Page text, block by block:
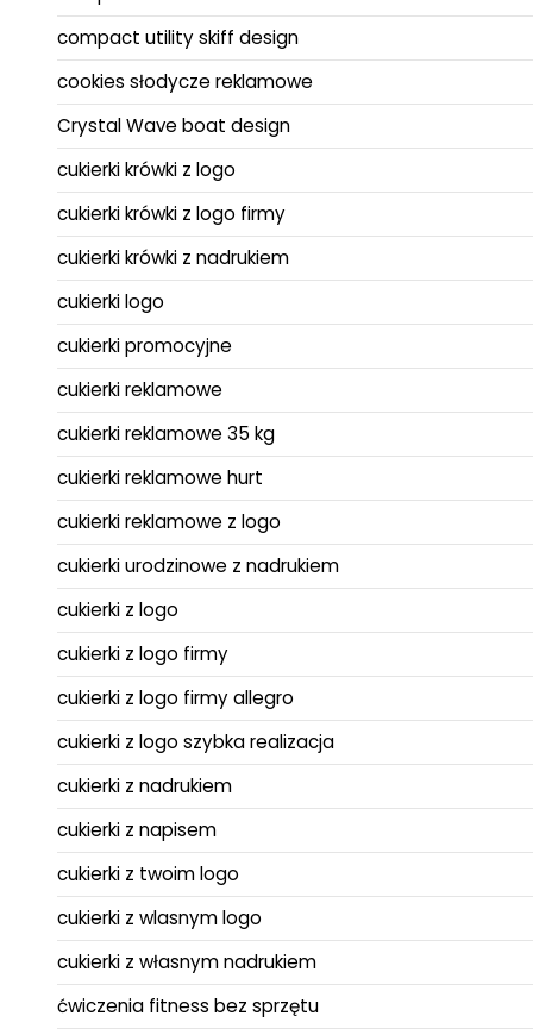
compact utility skiff design
cookies słodycze reklamowe
Crystal Wave boat design
cukierki krówki z logo
cukierki krówki z logo firmy
cukierki krówki z nadrukiem
cukierki logo
cukierki promocyjne
cukierki reklamowe
cukierki reklamowe 35 kg
cukierki reklamowe hurt
cukierki reklamowe z logo
cukierki urodzinowe z nadrukiem
cukierki z logo
cukierki z logo firmy
cukierki z logo firmy allegro
cukierki z logo szybka realizacja
cukierki z nadrukiem
cukierki z napisem
cukierki z twoim logo
cukierki z wlasnym logo
cukierki z własnym nadrukiem
ćwiczenia fitness bez sprzętu